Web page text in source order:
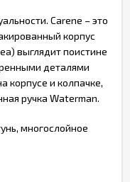
Carene – это
корпус
выглядит поистине
деталями
корпусе и колпачке,
ручка Waterman.
многослойное